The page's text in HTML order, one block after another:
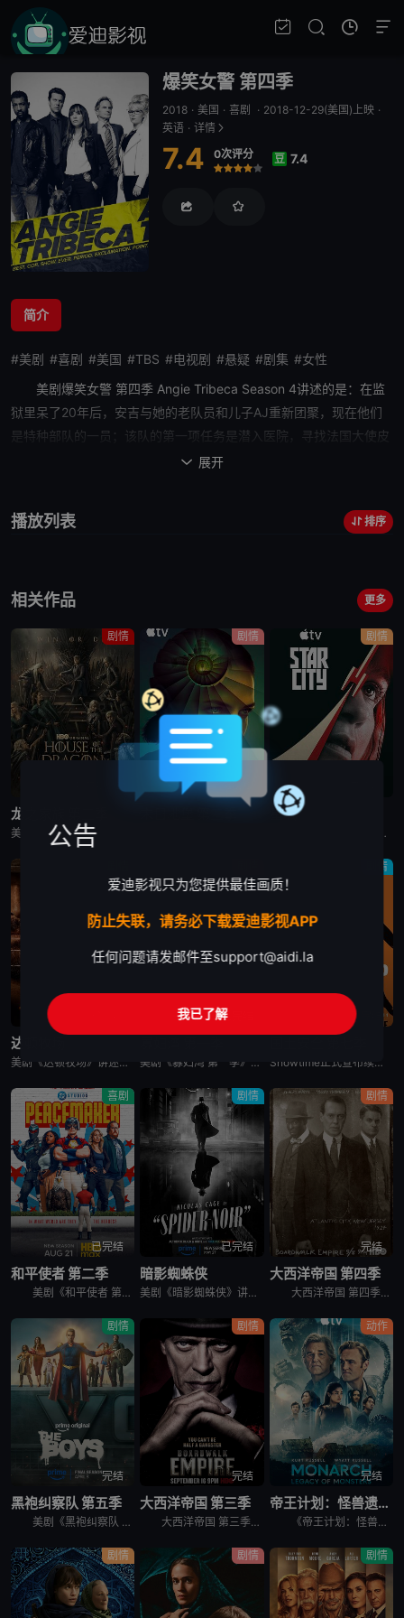
爆笑女警 第四季
2018 · 美国 · 喜剧 · 2018-12-29(美国)上映 ·
英语 · 详情
7.4 0次评分
很差较差还行
推荐力荐
豆 7.4
简介
#美剧 #喜剧 #美国 #TBS #电视剧 #悬疑 #剧集 #女性
美剧爆笑女警 第四季 Angie Tribeca Season 4讲述的是：在监
狱里呆了20年后，安吉与她的老队员和儿子AJ重新团聚，现在他们
是特种部队的一员；该队的第一项任务是潜入医院，寻找法国大使皮
 展开
播放列表 排序
相关作品 更多
剧情
更新至第7集
龙之家族 第三季
剧情
更新至第4集
剧情
星城
美剧《星城》为太空竞赛题材剧《为全人类》的衍生剧，是同一设定下的全新篇章。《星城》将我们带回太空竞赛另类历史重述的关键时刻——苏联成为首个实现载人登月的国家。但这次，我们将从铁幕后方探索这个故事，展现
达顿牧场
美剧《达顿牧场》讲述了，抛开《黄石》时期经历的阴影，Beth和Rip努力共筑未来，但他们遭遇了残酷的新现实，以及一家不择手段、只为保住自己帝国的无情敌对牧场。在南得克萨斯州，血脉之深远胜于一切，宽恕转
已完结
美剧《寡妇湾 第一季》讲述了，新英格兰外海40英里处的寡妇湾，终年被迷雾笼罩。这里流传着百年前的海难传说，所有出海的渔民葬身深海，只留下满岛寡妇与一道血色诅咒。新任市长汤姆·洛夫蒂斯决心振兴衰败的小镇
剧情
已完结
Showtime正式宣布续订《国土安全》第7季。
喜剧
已完结
和平使者 第二季
美剧《和平使者 第二季》英文名为：Peacemaker Season 2。和平使者的正义联盟面试似乎不太顺利，同时他和朋友们面对着天眼局的威胁，必须比以往更加团结。
剧情
已完结
暗影蜘蛛侠
美剧《暗影蜘蛛侠》讲述了，私家侦探本·莱利接下了几个看似简单的案子…结果却被黑帮、怪物和一个神秘的蛇蝎美人卷入一张阴谋之网，使他不得不再度面对自己曾经的身份：纽约唯一的超级英雄&quot;蜘蛛&quo
剧情
完结
大西洋帝国 第四季
大西洋帝国 第四季英文名为Boardwalk Empire Season 4，在第三季播出三集后，《大西洋帝国 Boardwalk Empire》得到了HBO台新季即第四季的预订。 &nbsp;
剧情
完结
黑袍纠察队 第五季
美剧《黑袍纠察队 第五季》讲述了，这是祖国人的世界，完全受制于他反复无常、自大狂妄的意志。休伊、母乳和法兰奇被囚禁在一个“自由营”里。星光努力组织抵抗，对抗压倒性的超级英雄力量。喜美子下落不明。但
剧情
完结
大西洋帝国 第三季
大西洋帝国 第三季英文名为Boardwalk Empire Season 3，屡获殊荣的《大西洋帝国》（Boardwalk Empire）第三季将于北京时间9月17日播出，本季为12集。 &nbs
动作
完结
帝王计划：怪兽遗产 第二季
《帝王计划：怪兽遗产 第二季》讲述了，泰坦X并非普通的怪兽，它本身就是一场活生生的灾难。当它巨大的、散发着生物光辉的身躯冲破海面时，整个世界仿佛都屏住了呼吸。在第二季中，泰坦X成为了谜团的核心——
剧情 剧情 剧情
公告
爱迪影视只为您提供最佳画质！
防止失联，请务必下载爱迪影视APP
任何问题请发邮件至support@aidi.la
我已了解